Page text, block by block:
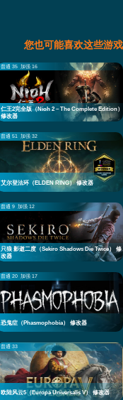
您也可能喜欢这些游戏
普通 35 加强 16
仁王2完全版（Nioh 2 – The Complete Edition）
修改器
普通 51 加强 32
艾尔登法环（ELDEN RING） 修改器
普通 9 加强 12
只狼 影逝二度（Sekiro Shadows Die Twice） 修
改器
普通 20 加强 17
恐鬼症（Phasmophobia） 修改器
普通 33
欧陆风云5（Europa Universalis V） 修改器